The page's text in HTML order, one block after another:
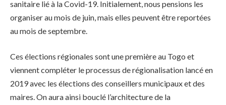
sanitaire lié à la Covid-19. Initialement, nous pensions les
organiser au mois de juin, mais elles peuvent être reportées
au mois de septembre.
Ces élections régionales sont une première au Togo et
viennent compléter le processus de régionalisation lancé en
2019 avec les élections des conseillers municipaux et des
maires. On aura ainsi bouclé l’architecture de la